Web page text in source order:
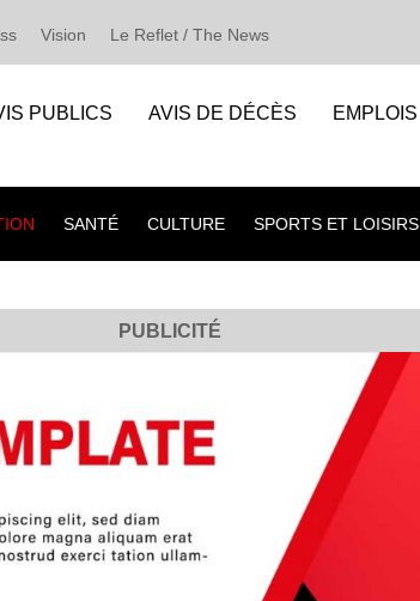
Vision Le Reflet / The News
PUBLICS AVIS DE DÉCÈS EMPLOIS
SANTÉ CULTURE SPORTS ET LOISIRS
PUBLICITÉ